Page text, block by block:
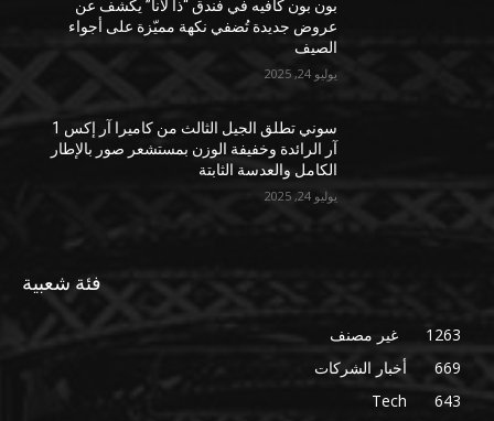
بون بون كافيه في فندق “ذا لانا” يكشف عن
عروض جديدة تُضفي نكهة مميّزة على أجواء
الصيف
يوليو 24, 2025
سوني تطلق الجيل الثالث من كاميرا آر إكس 1
آر الرائدة وخفيفة الوزن بمستشعر صور بالإطار
الكامل والعدسة الثابتة
يوليو 24, 2025
فئة شعبية
غير مصنف
1263
أخبار الشركات
669
Tech
643